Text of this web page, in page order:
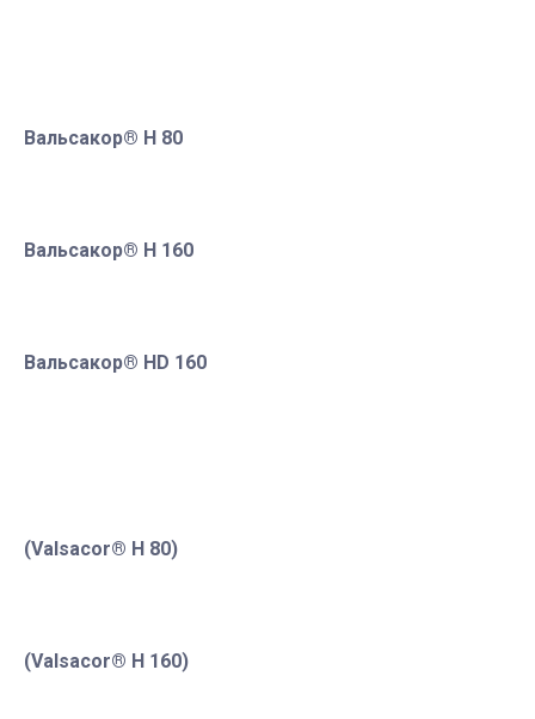
Вальсакор® Н 80
Вальсакор® Н 160
Вальсакор® НD 160
(Valsacor® H 80)
(Valsacor® H 160)